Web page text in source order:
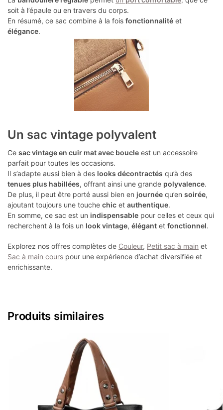
soit à l’épaule ou en travers du corps.
En résumé, ce sac combine à la fois fonctionnalité et
élégance.
Un sac vintage polyvalent
Ce sac vintage en cuir mat avec boucle est un accessoire
parfait pour toutes les occasions.
Il s’adapte aussi bien à des looks décontractés qu’à des
tenues plus habillées, offrant ainsi une grande polyvalence.
De plus, il peut être porté aussi bien en journée qu’en soirée,
ajoutant toujours une touche chic et authentique.
En somme, ce sac est un indispensable pour celles et ceux qui
recherchent à la fois un look vintage, élégant et fonctionnel.
Explorez nos offres complètes de Couleur, Petit sac à main et
Sac à main cours pour une expérience d’achat diversifiée et
enrichissante.
Produits similaires